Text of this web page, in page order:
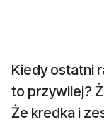
Kiedy ostatni
to przywilej?
Że kredka i